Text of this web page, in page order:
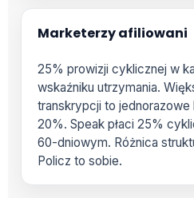
Marketerzy afiliowani
25% prowizji cyklicznej w
wskaźniku utrzymania.
transkrypcji to
20%. Speak płaci 25%
60-dniowym. Różnica
Policz to sobie.